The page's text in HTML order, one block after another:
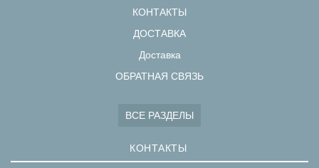
КОНТАКТЫ
ДОСТАВКА
Доставка
ОБРАТНАЯ СВЯЗЬ
ВСЕ РАЗДЕЛЫ
КОНТАКТЫ